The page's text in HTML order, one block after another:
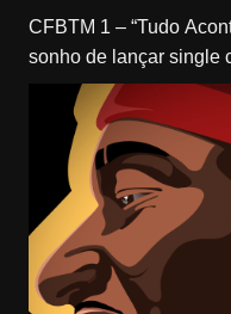
CFBTM 1 – “Tudo Aconteceu”: MC Du Black realiza
sonho de lançar single